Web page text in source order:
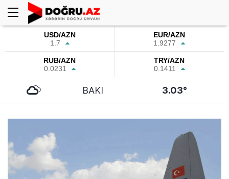
USD/AZN
1.7
EUR/AZN
1.9277
RUB/AZN
0.0231
TRY/AZN
0.1411
BAKI 3.03°